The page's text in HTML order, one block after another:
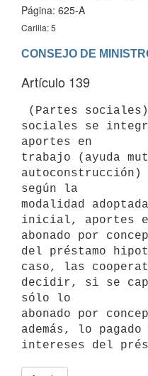
Página: 625-A
Carilla: 5
Artículo 139
sociales se
aportes en
trabajo (ayuda
según la
modalidad
inicial, aportes
abonado por
del préstamo
caso, las
decidir, si se
sólo lo
abonado por
además, lo